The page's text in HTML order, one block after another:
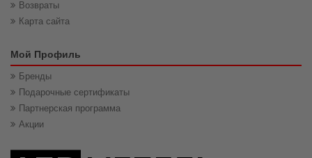
Возвраты
Карта сайта
Мой Профиль
Бренды
Подарочные сертификаты
Партнерская программа
Акции